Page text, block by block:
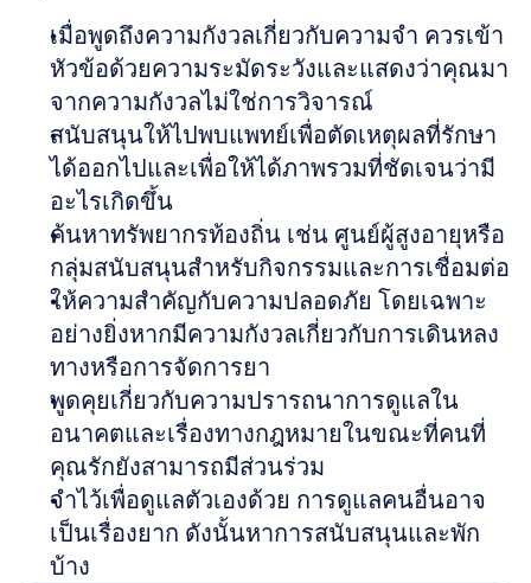
เมื่อพูดถึงความกังวลเกี่ยวกับความจำ ควรเข้า
หัวข้อด้วยความระมัดระวังและแสดงว่าคุณมา
จากความกังวลไม่ใช่การวิจารณ์
สนับสนุนให้ไปพบแพทย์เพื่อตัดเหตุผลที่รักษา
ได้ออกไปและเพื่อให้ได้ภาพรวมที่ชัดเจนว่ามี
อะไรเกิดขึ้น
ค้นหาทรัพยากรท้องถิ่น เช่น ศูนย์ผู้สูงอายุหรือ
กลุ่มสนับสนุนสำหรับกิจกรรมและการเชื่อมต่อ
ให้ความสำคัญกับความปลอดภัย โดยเฉพาะ
อย่างยิ่งหากมีความกังวลเกี่ยวกับการเดินหลง
ทางหรือการจัดการยา
พูดคุยเกี่ยวกับความปรารถนาการดูแลใน
อนาคตและเรื่องทางกฎหมายในขณะที่คนที่
คุณรักยังสามารถมีส่วนร่วม
จำไว้เพื่อดูแลตัวเองด้วย การดูแลคนอื่นอาจ
เป็นเรื่องยาก ดังนั้นหาการสนับสนุนและพัก
บ้าง